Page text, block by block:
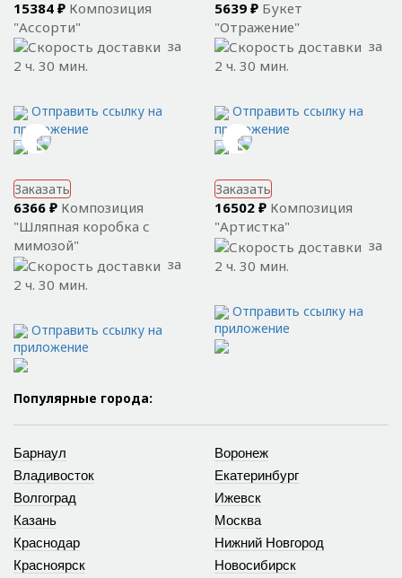
15384 ₽ Композиция
"Ассорти"
за
2 ч. 30 мин.
Отправить ссылку на
приложение
5639 ₽ Букет
"Отражение"
за
2 ч. 30 мин.
Отправить ссылку на
приложение
Заказать
6366 ₽ Композиция
"Шляпная коробка с
мимозой"
за
2 ч. 30 мин.
Отправить ссылку на
приложение
Заказать
16502 ₽ Композиция
"Артистка"
за
2 ч. 30 мин.
Отправить ссылку на
приложение
Популярные города:
Барнаул
Владивосток
Волгоград
Воронеж
Екатеринбург
Ижевск
Казань
Краснодар
Красноярск
Москва
Нижний Новгород
Новосибирск